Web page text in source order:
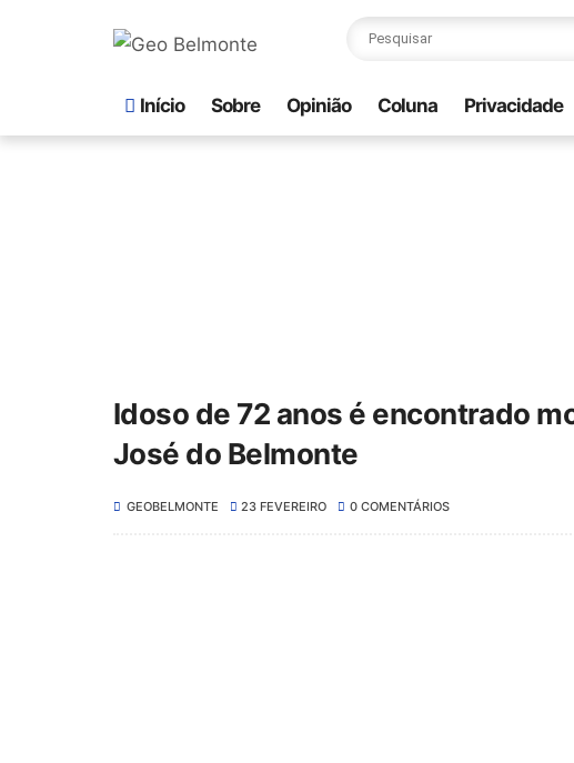
Início Sobre Opinião Coluna Privacidade
Idoso de 72 anos é encontrado
José do Belmonte
GEOBELMONTE 23 FEVEREIRO 0 COMENTÁRIOS